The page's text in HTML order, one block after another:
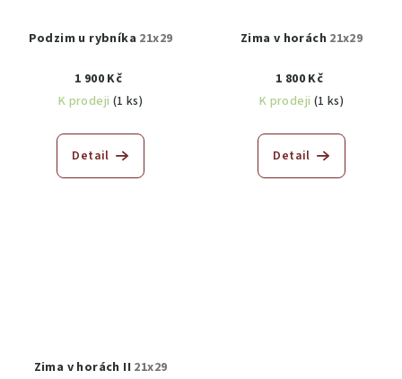
Podzim u rybníka 21x29
1 900 Kč
K prodeji (1 ks)
Detail
Zima v horách 21x29
1 800 Kč
K prodeji (1 ks)
Detail
Zima v horách II 21x29